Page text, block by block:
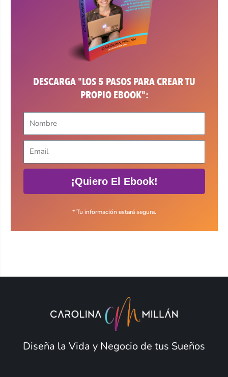
DESCARGA "LOS 5 PASOS PARA CREAR TU
PROPIO EBOOK":
¡Quiero El Ebook!
* Tu información estará segura.
Diseña la Vida y Negocio de tus Sueños